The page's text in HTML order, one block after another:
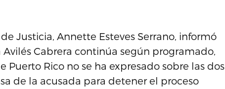
Justicia, Annette Esteves Serrano, informó
Cabrera continúa según programado,
Rico no se ha expresado sobre las dos
de la acusada para detener el proceso